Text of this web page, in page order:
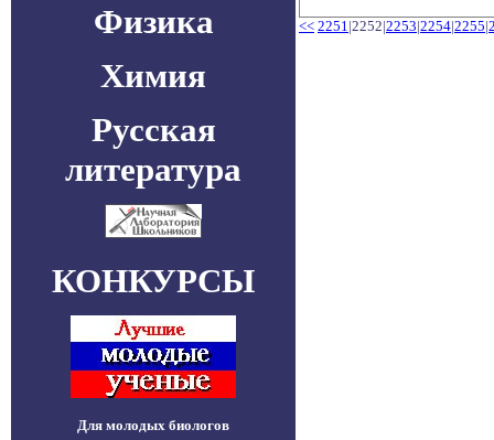
Физика
Химия
Русская
литература
КОНКУРСЫ
Для молодых биологов
<< 2251|2252|2253|2254|2255|